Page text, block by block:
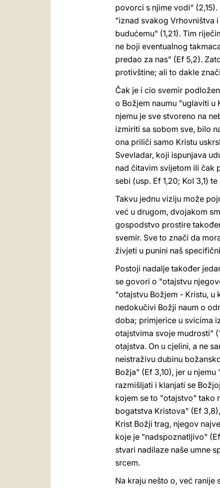
povorci s njime vodi"
"iznad svakog Vrhovništva
budućemu" (1,21). Tim
ne boji eventualnog
predao za nas" (Ef 5,2).
protivštine; ali to dakle
Čak je i cio svemir
o Božjem naumu "uglaviti u
njemu je sve stvoreno na
izmiriti sa sobom sve, bilo
ona priliči samo Kristu
Svevladar, koji ispunjava
nad čitavim svijetom ili čak
sebi (usp. Ef 1,20; Kol 3,1)
Takvu jednu viziju može
već u drugom, dvojakom
gospodstvo prostire
svemir. Sve to znači da
živjeti u punini naš
Postoji nadalje također
se govori o "otajstvu
"otajstvu Božjem - Kristu, u
nedokučivi Božji naum o
doba; primjerice u svicima
otajstvima svoje mudrosti"
otajstva. On u cjelini, a ne
neistraživu dubinu
Božja" (Ef 3,10), jer u
razmišljati i klanjati se
kojem se to "otajstvo" tako
bogatstva Kristova" (Ef
Krist Božji trag, njegov
koje je "nadspoznatljivo"
stvari nadilaze naše umne
srcem.
Na kraju nešto o, već